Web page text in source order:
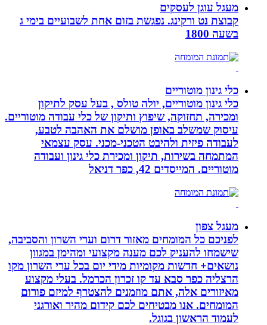
מעגל עוגן לעסקים
קבוצת נט ורקינג. נפגשת בזום אחת לשבועיים בימי ג
בשעה 1800
כלי גינון מוטוריים
כלי גינון מוטוריים, יולה טולס , בעל עסק לתיקון
ומכירה, תחזוקה, שיפוץ ותיקון של כלי עבודה מוטוריים.
עיסוק שמשלב באופן מושלם את האהבה לטבע,
לעבודה פיזית ולהיבט הטכני-מכני. עסק עצמאי
המתמחה בשירות, תיקון ומכירת כלי גינון ועבודה
מוטוריים. המייסדים 42, כפר דניאל
מעגל צפון
לפניכם כל המומחים מאזור דרום וערי השרון והסביבה,
שישמחו להעניק לכם מענה מקצועי ומהימן במגוון
נושאים+ חדשות מקומיות מידי יום בכל ערי השרון מקו
הרצליה כפר סבא עד קו זכרון הכרמל. בעלי מקצוע
מאיזורים אלה, אתם מוזמנים להצטרף למיזם פורום
המומחים. אנו מבטיחים לכם קידום מהיר ואורגני
לעמוד הראשון בגוגל.